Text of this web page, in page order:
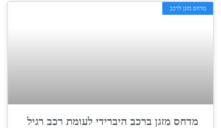
מדחס מזגן לרכב
מדחס מזגן ברכב היברידי לעומת רכב רגיל